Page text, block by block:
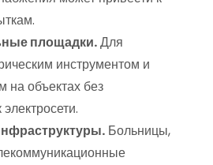
площадки.Для
инструментом и
на объектах без
Больницы,